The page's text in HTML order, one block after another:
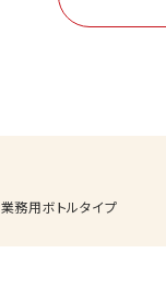
業務用ボトルタイプ